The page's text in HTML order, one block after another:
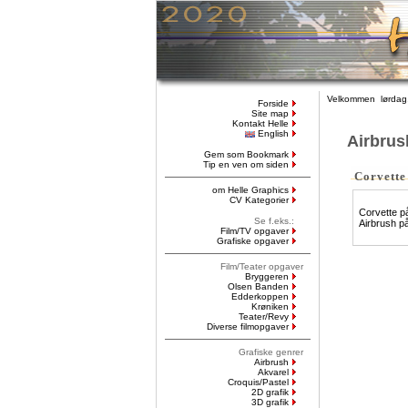
Forside
Site map
Kontakt Helle
English
Gem som Bookmark
Tip en ven om siden
om Helle Graphics
CV Kategorier
Se f.eks.:
Film/TV opgaver
Grafiske opgaver
Film/Teater opgaver
Bryggeren
Olsen Banden
Edderkoppen
Krøniken
Teater/Revy
Diverse filmopgaver
Grafiske genrer
Airbrush
Akvarel
Croquis/Pastel
2D grafik
3D grafik
Velkommen
Corvette
Corvette
Airbrush